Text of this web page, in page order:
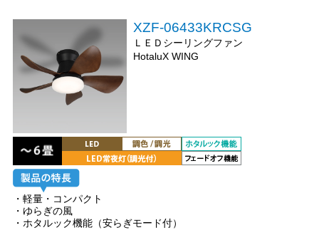
XZF-06433KRCSG
ＬＥＤシーリングファン
HotaluX WING
・軽量・コンパクト
・ゆらぎの風
・ホタルック機能（安らぎモード付）